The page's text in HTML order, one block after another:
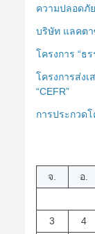
ความปลอดภั
บริษัท แลคตา
โครงการ “ธ
โครงการส่ง
“CEFR”
การประกวด
จ.
อ.
3
4